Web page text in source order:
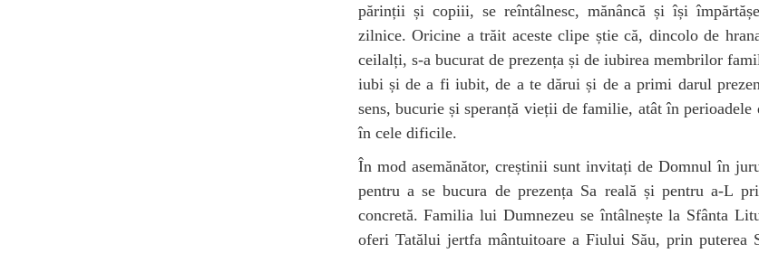
părinții și copiii, se reîntâlnesc, mănâncă și își
zilnice. Oricine a trăit aceste clipe știe că, dincolo de
ceilalți, s-a bucurat de prezența și de iubirea membrilor
iubi și de a fi iubit, de a te dărui și de a primi darul
sens, bucurie și speranță vieții de familie, atât în perioadele
în cele dificile.
În mod asemănător, creștinii sunt invitați de Domnul în
pentru a se bucura de prezența Sa reală și pentru a-L
concretă. Familia lui Dumnezeu se întâlnește la Sfânta
oferi Tatălui jertfa mântuitoare a Fiului Său, prin puterea